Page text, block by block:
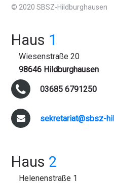
© 2020 SBSZ-Hildburghausen
Haus 1
Wiesenstraße 20
98646 Hildburghausen
03685 6791250
sekretariat@sbsz-
Haus 2
Helenenstraße 1